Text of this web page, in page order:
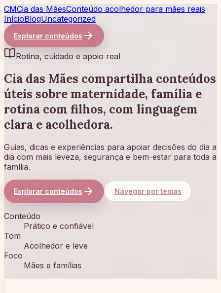
CMCia das MãesConteúdo acolhedor para mães reais
InícioBlogUncategorized
Explorar conteúdos
Rotina, cuidado e apoio real
Cia das Mães compartilha conteúdos
úteis sobre maternidade, família e
rotina com filhos, com linguagem
clara e acolhedora.
Guias, dicas e experiências para apoiar decisões do dia a
dia com mais leveza, segurança e bem-estar para toda a
família.
Explorar conteúdos Navegar por temas
Conteúdo
Prático e confiável
Tom
Acolhedor e leve
Foco
Mães e famílias